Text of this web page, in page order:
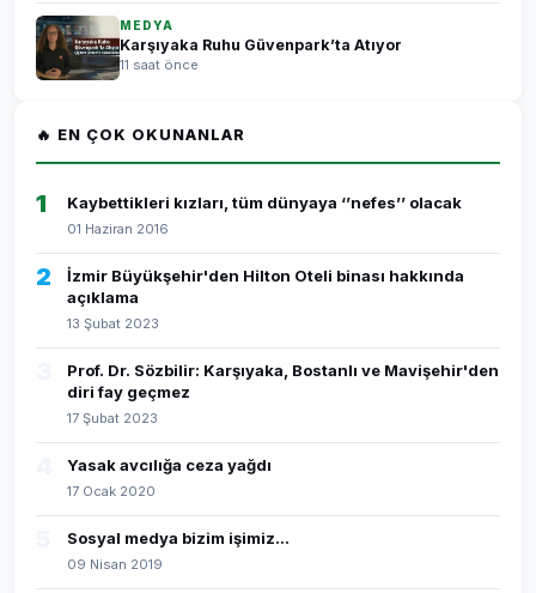
MEDYA
Karşıyaka Ruhu Güvenpark’ta Atıyor
11 saat önce
🔥 EN ÇOK OKUNANLAR
1 Kaybettikleri kızları, tüm dünyaya ‘’nefes’’ olacak
01 Haziran 2016
2
İzmir Büyükşehir'den Hilton Oteli binası hakkında
açıklama
13 Şubat 2023
Prof. Dr. Sözbilir: Karşıyaka, Bostanlı ve Mavişehir'den
diri fay geçmez
17 Şubat 2023
Yasak avcılığa ceza yağdı
17 Ocak 2020
Sosyal medya bizim işimiz...
09 Nisan 2019